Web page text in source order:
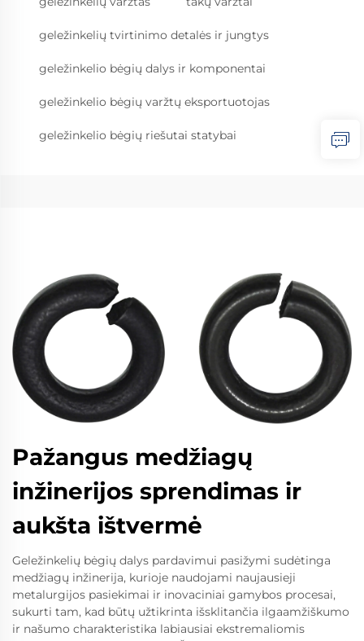
geležinkelių tvirtinimo detalės ir jungtys
geležinkelio bėgių dalys ir komponentai
geležinkelio bėgių varžtų eksportuotojas
geležinkelio bėgių riešutai statybai
Pažangus medžiagų
inžinerijos sprendimas ir
aukšta ištvermė
Geležinkelių bėgių dalys pardavimui pasižymi sudėtinga
medžiagų inžinerija, kurioje naudojami naujausieji
metalurgijos pasiekimai ir inovaciniai gamybos procesai,
sukurti tam, kad būtų užtikrinta išsklitančia ilgaamžiškumo
ir našumo charakteristika labiausiai ekstremaliomis